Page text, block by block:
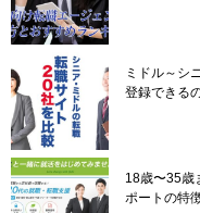
ン
ミドル～シ
登録できる
18歳〜35歳
ポートの特